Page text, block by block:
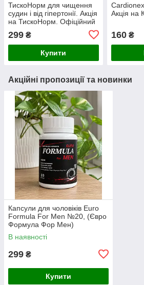
ТискоНорм для чищення
судин і від гіпертонії. Акція
на ТискоНорм. Офіційний
299 ₴
Купити
Cardionex
Акція на
160₴
Акційні пропозиції та новинки
Капсули для чоловіків Euro
Formula For Men №20, (Євро
Формула Фор Мен)
В наявності
299 ₴
Купити